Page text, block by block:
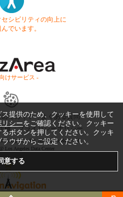
シビリティの向上に
でいます。
けサービス -
めてガイド
よくある質問
権 プライバシーポリシー
Navigation, Inc. All Rights Reserved.
Los Angeles Data Center
提供のため、クッキーを使用して
リシーをご確認ください。クッキー
ボタンを押してください。クッキ
ウザからご設定ください。